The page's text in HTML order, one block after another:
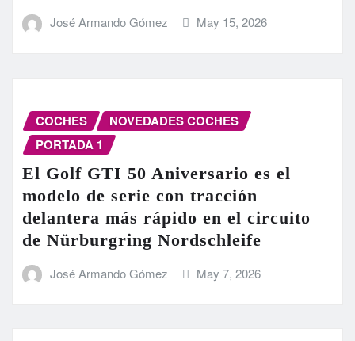
José Armando Gómez May 15, 2026
COCHES
NOVEDADES COCHES
PORTADA 1
El Golf GTI 50 Aniversario es el
modelo de serie con tracción
delantera más rápido en el circuito
de Nürburgring Nordschleife
José Armando Gómez May 7, 2026